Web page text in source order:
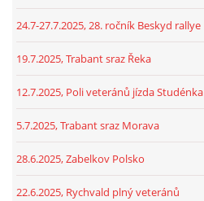
24.7-27.7.2025, 28. ročník Beskyd rallye
19.7.2025, Trabant sraz Řeka
12.7.2025, Poli veteránů jízda Studénka
5.7.2025, Trabant sraz Morava
28.6.2025, Zabelkov Polsko
22.6.2025, Rychvald plný veteránů